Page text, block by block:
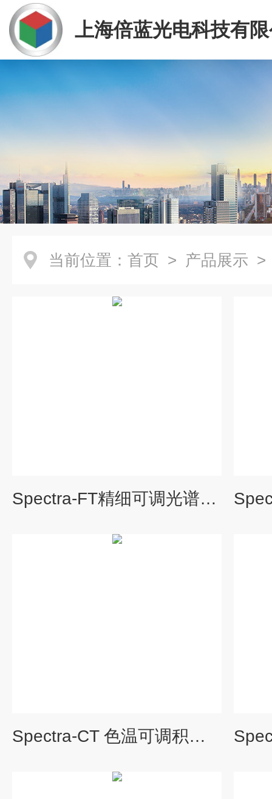
上海倍蓝光电科技有
当前位置： 首页 > 产品展示
Spectra-FT精细可调光谱积分球校准光源
Spectra-CT 色温可调积分球校准光源